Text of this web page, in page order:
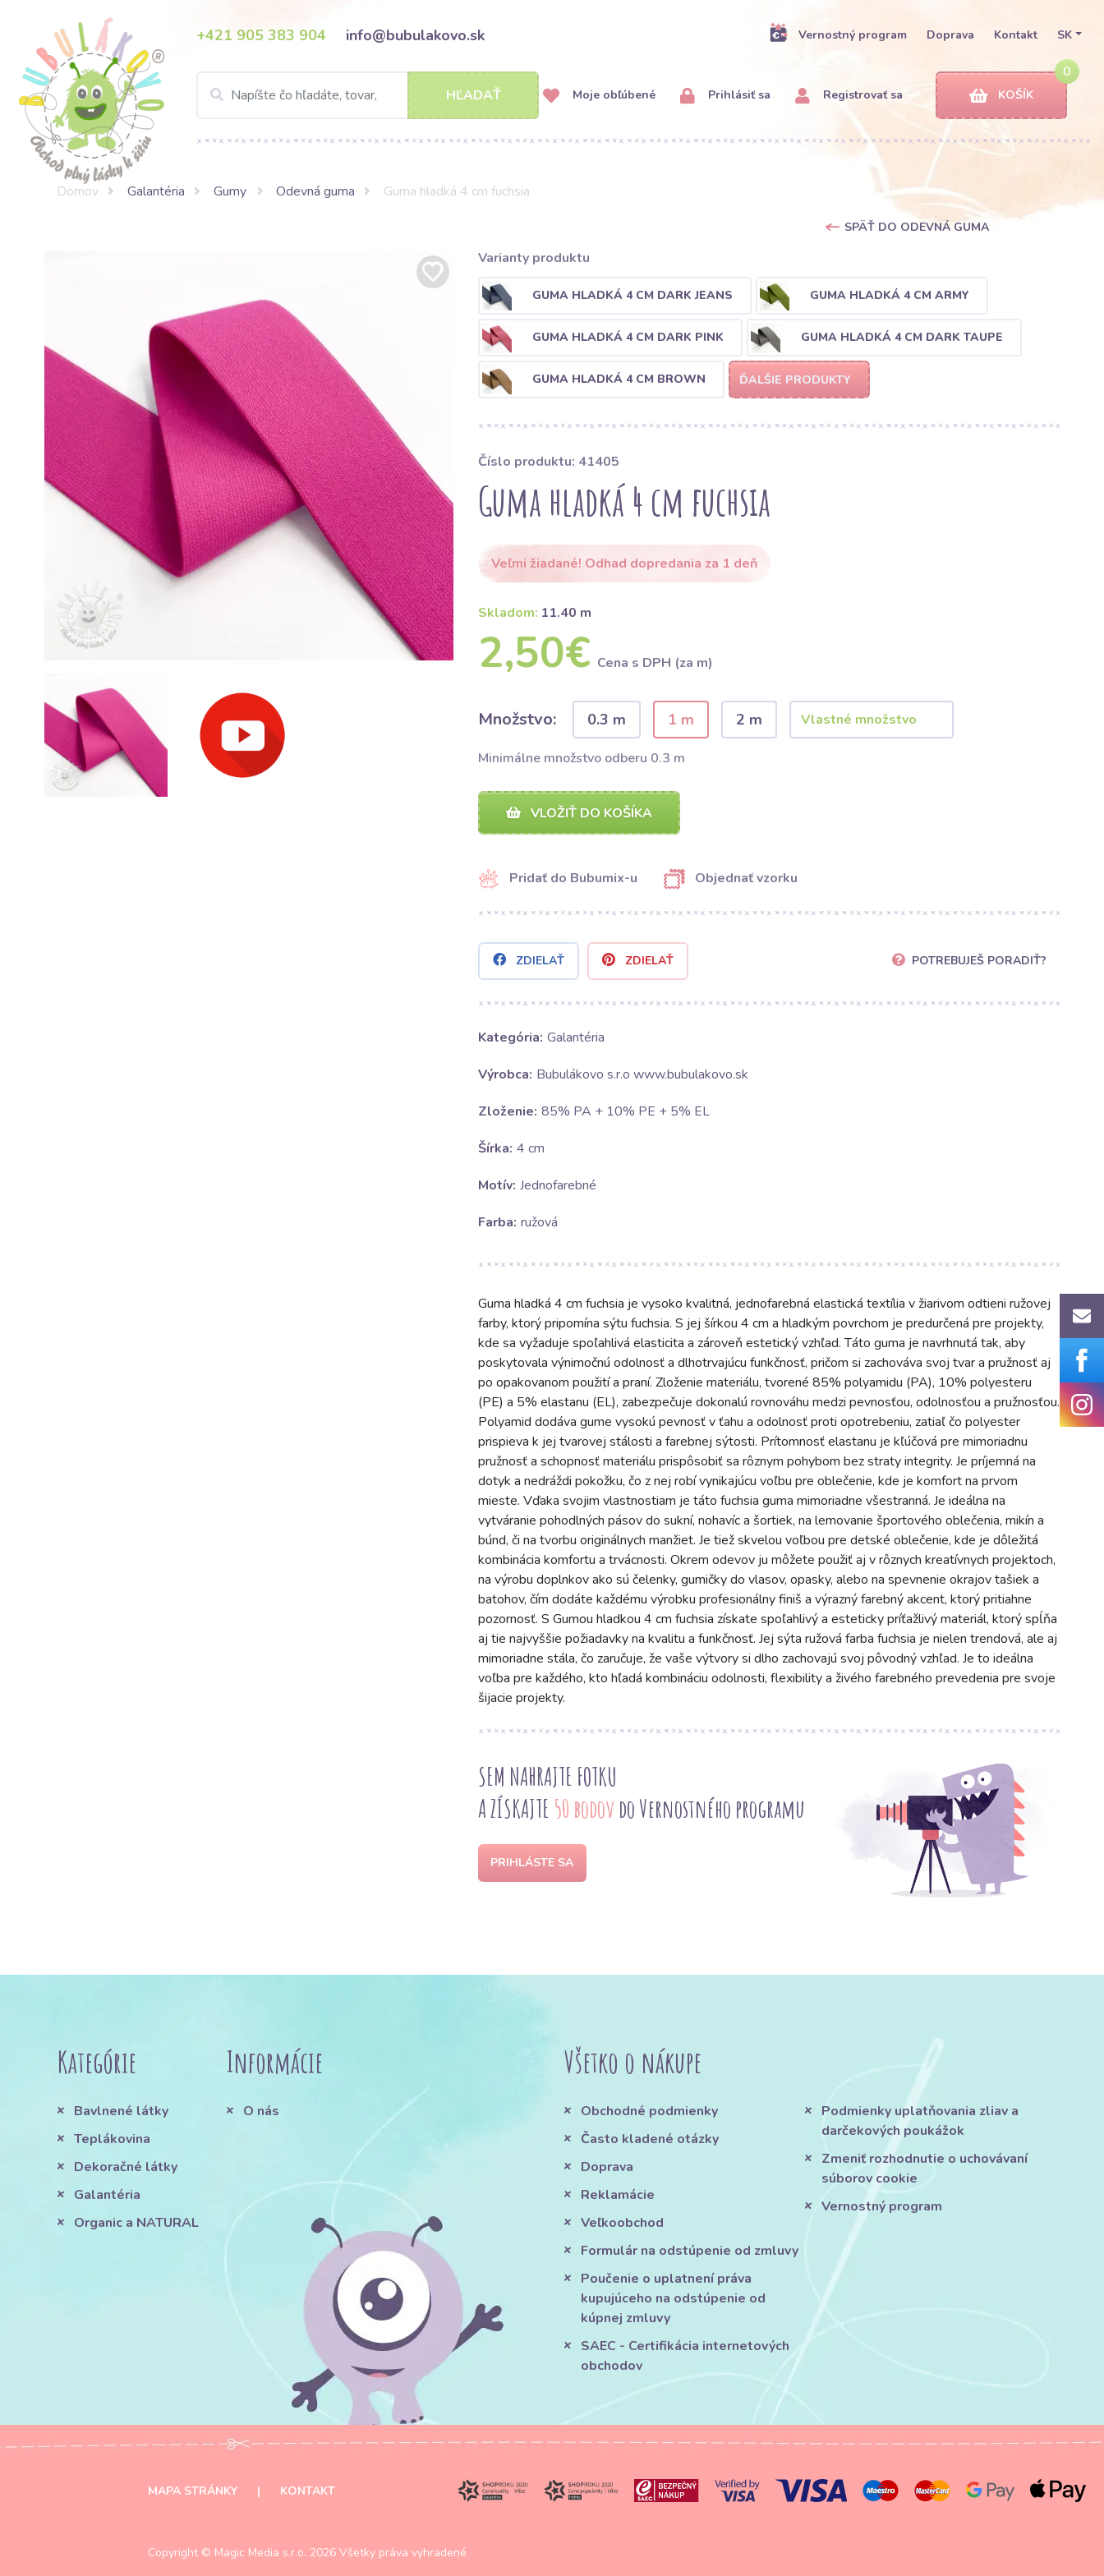
+421 905 383 904 info@bubulakovo.sk Vernostný program Doprava Kontakt SK
HĽADAŤ Moje obľúbené Prihlásiť sa Registrovať sa
0
KOŠÍK
Domov Galantéria Gumy Odevná guma Guma hladká 4 cm fuchsia
SPÄŤ DO ODEVNÁ GUMA
Varianty produktu
GUMA HLADKÁ 4 CM DARK JEANS GUMA HLADKÁ 4 CM ARMY
GUMA HLADKÁ 4 CM DARK PINK GUMA HLADKÁ 4 CM DARK TAUPE
GUMA HLADKÁ 4 CM BROWN ĎALŠIE PRODUKTY
Číslo produktu: 41405
Guma hladká 4 cm fuchsia
Veľmi žiadané! Odhad dopredania za 1 deň
Skladom: 11.40 m
2,50€ Cena s DPH (za m)
Množstvo: 0.3 m 1 m 2 m
Minimálne množstvo odberu 0.3 m
VLOŽIŤ DO KOŠÍKA
Pridať do Bubumix-u Objednať vzorku
ZDIELAŤ ZDIELAŤ POTREBUJEŠ PORADIŤ?
Kategória: Galantéria
Výrobca: Bubulákovo s.r.o www.bubulakovo.sk
Zloženie: 85% PA + 10% PE + 5% EL
Šírka: 4 cm
Motív: Jednofarebné
Farba: ružová
Guma hladká 4 cm fuchsia je vysoko kvalitná, jednofarebná elastická textília v žiarivom odtieni ružovej
farby, ktorý pripomína sýtu fuchsia. S jej šírkou 4 cm a hladkým povrchom je predurčená pre projekty,
kde sa vyžaduje spoľahlivá elasticita a zároveň estetický vzhľad. Táto guma je navrhnutá tak, aby
poskytovala výnimočnú odolnosť a dlhotrvajúcu funkčnosť, pričom si zachováva svoj tvar a pružnosť aj
po opakovanom použití a praní. Zloženie materiálu, tvorené 85% polyamidu (PA), 10% polyesteru
(PE) a 5% elastanu (EL), zabezpečuje dokonalú rovnováhu medzi pevnosťou, odolnosťou a pružnosťou.
Polyamid dodáva gume vysokú pevnosť v ťahu a odolnosť proti opotrebeniu, zatiaľ čo polyester
prispieva k jej tvarovej stálosti a farebnej sýtosti. Prítomnosť elastanu je kľúčová pre mimoriadnu
pružnosť a schopnosť materiálu prispôsobiť sa rôznym pohybom bez straty integrity. Je príjemná na
dotyk a nedráždi pokožku, čo z nej robí vynikajúcu voľbu pre oblečenie, kde je komfort na prvom
mieste. Vďaka svojim vlastnostiam je táto fuchsia guma mimoriadne všestranná. Je ideálna na
vytváranie pohodlných pásov do sukní, nohavíc a šortiek, na lemovanie športového oblečenia, mikín a
búnd, či na tvorbu originálnych manžiet. Je tiež skvelou voľbou pre detské oblečenie, kde je dôležitá
kombinácia komfortu a trvácnosti. Okrem odevov ju môžete použiť aj v rôznych kreatívnych projektoch,
na výrobu doplnkov ako sú čelenky, gumičky do vlasov, opasky, alebo na spevnenie okrajov tašiek a
batohov, čím dodáte každému výrobku profesionálny finiš a výrazný farebný akcent, ktorý pritiahne
pozornosť. S Gumou hladkou 4 cm fuchsia získate spoľahlivý a esteticky príťažlivý materiál, ktorý spĺňa
aj tie najvyššie požiadavky na kvalitu a funkčnosť. Jej sýta ružová farba fuchsia je nielen trendová, ale aj
mimoriadne stála, čo zaručuje, že vaše výtvory si dlho zachovajú svoj pôvodný vzhľad. Je to ideálna
voľba pre každého, kto hľadá kombináciu odolnosti, flexibility a živého farebného prevedenia pre svoje
šijacie projekty.
SEM NAHRAJTE FOTKU
A ZÍSKAJTE 50 bodov do Vernostného programu
PRIHLÁSTE SA
Kategórie
Bavlnené látky
Teplákovina
Dekoračné látky
Galantéria
Organic a NATURAL
Informácie
O nás
Všetko o nákupe
Obchodné podmienky
Často kladené otázky
Doprava
Reklamácie
Veľkoobchod
Formulár na odstúpenie od zmluvy
Poučenie o uplatnení práva
kupujúceho na odstúpenie od
kúpnej zmluvy
SAEC - Certifikácia internetových
obchodov
Podmienky uplatňovania zliav a
darčekových poukážok
Zmeniť rozhodnutie o uchovávaní
súborov cookie
Vernostný program
MAPA STRÁNKY | KONTAKT
Copyright © Magic Media s.r.o. 2026 Všetky práva vyhradené